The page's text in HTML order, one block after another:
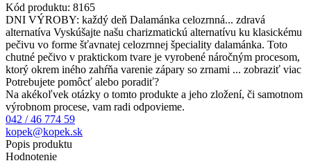
Kód produktu: 8165
DNI VÝROBY: každý deň Dalamánka celozrnná... zdravá
alternatíva Vyskúšajte našu charizmatickú alternatívu ku klasickému
pečivu vo forme šťavnatej celozrnnej špeciality dalamánka. Toto
chutné pečivo v praktickom tvare je vyrobené náročným procesom,
ktorý okrem iného zahŕňa varenie zápary so zrnami ... zobraziť viac
Potrebujete pomôcť alebo poradiť?
Na akékoľvek otázky o tomto produkte a jeho zložení, či samotnom
výrobnom procese, vam radi odpovieme.
042 / 46 774 59
kopek@kopek.sk
Popis produktu
Hodnotenie